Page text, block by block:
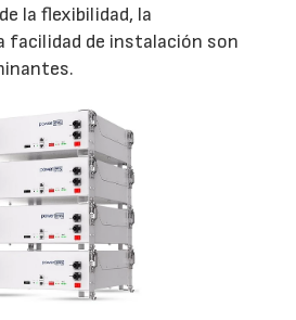
la flexibilidad, la
facilidad de instalación son